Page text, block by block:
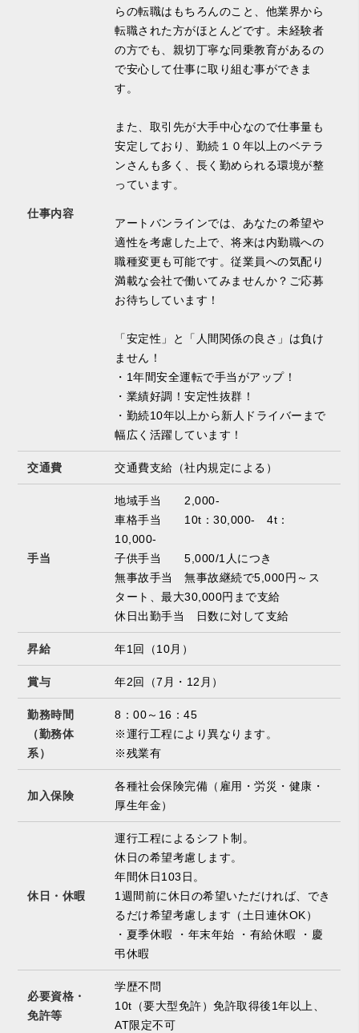
仕事内容
らの転職はもちろんのこと、他業界から
転職された方がほとんどです。未経験者
の方でも、親切丁寧な同乗教育があるの
で安心して仕事に取り組む事ができま
す。
また、取引先が大手中心なので仕事量も
安定しており、勤続１０年以上のベテラ
ンさんも多く、長く勤められる環境が整
っています。
アートバンラインでは、あなたの希望や
適性を考慮した上で、将来は内勤職への
職種変更も可能です。従業員への気配り
満載な会社で働いてみませんか？ご応募
お待ちしています！
「安定性」と「人間関係の良さ」は負け
ません！
・1年間安全運転で手当がアップ！
・業績好調！安定性抜群！
・勤続10年以上から新人ドライバーまで
幅広く活躍しています！
交通費 交通費支給（社内規定による）
手当
地域手当 2,000-
車格手当 10t：30,000- 4t：
10,000-
子供手当 5,000/1人につき
無事故手当 無事故継続で5,000円～ス
タート、最大30,000円まで支給
休日出勤手当 日数に対して支給
昇給 年1回（10月）
賞与 年2回（7月・12月）
勤務時間
（勤務体
系）
8：00～16：45
※運行工程により異なります。
※残業有
加入保険
各種社会保険完備（雇用・労災・健康・
厚生年金）
休日・休暇
運行工程によるシフト制。
休日の希望考慮します。
年間休日103日。
1週間前に休日の希望いただければ、でき
るだけ希望考慮します（土日連休OK）
・夏季休暇 ・年末年始 ・有給休暇 ・慶
弔休暇
必要資格・
免許等
学歴不問
10t（要大型免許）免許取得後1年以上、
AT限定不可